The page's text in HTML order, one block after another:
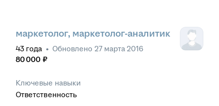
маркетолог, маркетолог-аналитик
43 года • Обновлено 27 марта 2016
80 000 ₽
Ключевые навыки
Ответственность